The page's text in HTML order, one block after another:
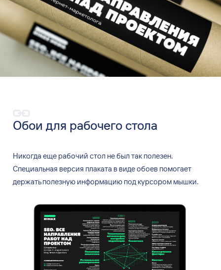
Обои для рабочего стола
Никогда еще рабочий стол не был так полезен.
Специальная версия плаката в виде обоев помогает
держать полезную информацию под курсором мышки.